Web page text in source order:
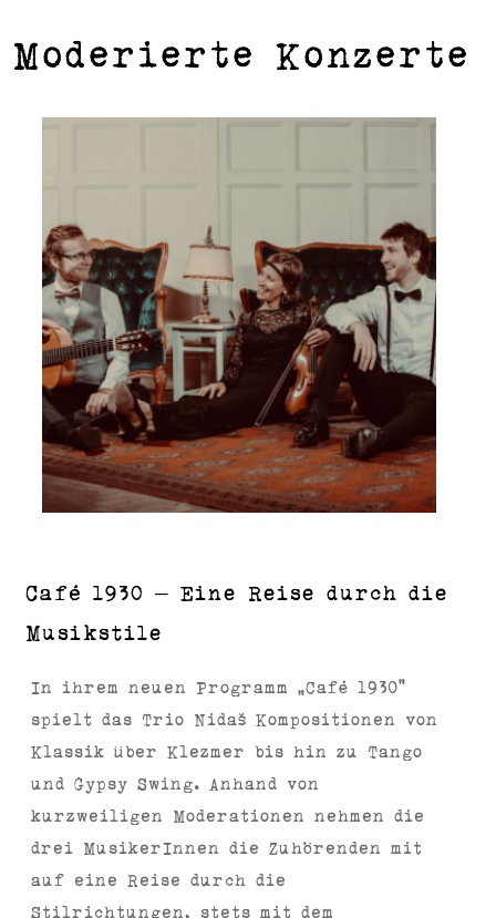
Moderierte Konzerte
Café 1930 – Eine Reise durch die
Musikstile
In ihrem neuen Programm „Café 1930“
spielt das Trio Nidaš Kompositionen von
Klassik über Klezmer bis hin zu Tango
und Gypsy Swing. Anhand von
kurzweiligen Moderationen nehmen die
drei MusikerInnen die Zuhörenden mit
auf eine Reise durch die
Stilrichtungen, stets mit dem